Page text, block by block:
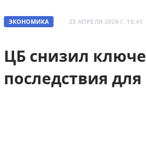
ЭКОНОМИКА 25 АПРЕЛЯ 2026 Г. 10:41
ЦБ снизил
последствия